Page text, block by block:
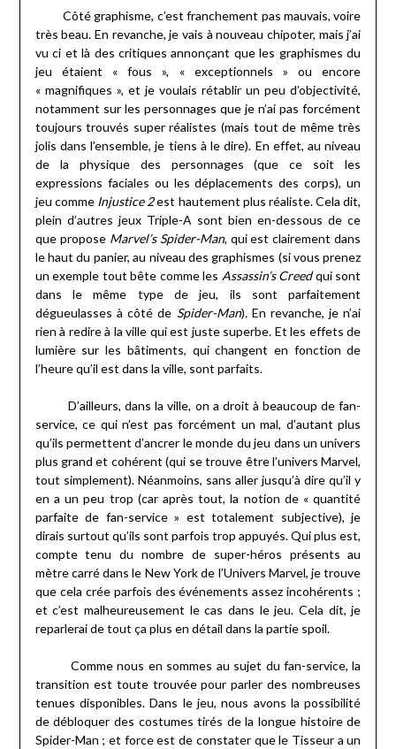
Côté graphisme, c’est franchement pas mauvais, voire
très beau. En revanche, je vais à nouveau chipoter, mais j’ai
vu ci et là des critiques annonçant que les graphismes du
jeu étaient « fous », « exceptionnels » ou encore
« magnifiques », et je voulais rétablir un peu d’objectivité,
notamment sur les personnages que je n’ai pas forcément
toujours trouvés super réalistes (mais tout de même très
jolis dans l’ensemble, je tiens à le dire). En effet, au niveau
de la physique des personnages (que ce soit les
expressions faciales ou les déplacements des corps), un
jeu comme Injustice 2est hautement plus réaliste. Cela dit,
plein d’autres jeux Triple-A sont bien en-dessous de ce
que propose Marvel’s Spider-Man, qui est clairement dans
le haut du panier, au niveau des graphismes (si vous prenez
un exemple tout bête comme les Assassin’s Creedqui sont
dans le même type de jeu, ils sont parfaitement
dégueulasses à côté de Spider-Man).En revanche, je n’ai
rien à redire à la ville qui est juste superbe. Et les effets de
lumière sur les bâtiments, qui changent en fonction de
l’heure qu’il est dans la ville, sont parfaits.
D’ailleurs, dans la ville, on a droit à beaucoup de fan-
service, ce qui n’est pas forcément un mal, d’autant plus
qu’ils permettent d’ancrer le monde du jeu dans un univers
plus grand et cohérent (qui se trouve être l’univers Marvel,
tout simplement). Néanmoins, sans aller jusqu’à dire qu’il y
en a un peu trop (car après tout, la notion de « quantité
parfaite de fan-service » est totalement subjective), je
dirais surtout qu’ils sont parfois trop appuyés. Qui plus est,
compte tenu du nombre de super-héros présents au
mètre carré dans le New York de l’Univers Marvel, je trouve
que cela crée parfois des événements assez incohérents ;
et c’est malheureusement le cas dans le jeu. Cela dit, je
reparlerai de tout ça plus en détail dans la partie spoil.
Comme nous en sommes au sujet du fan-service, la
transition est toute trouvée pour parler des nombreuses
tenues disponibles. Dans le jeu, nous avons la possibilité
de débloquer des costumes tirés de la longue histoire de
Spider-Man ; et force est de constater que le Tisseur a un